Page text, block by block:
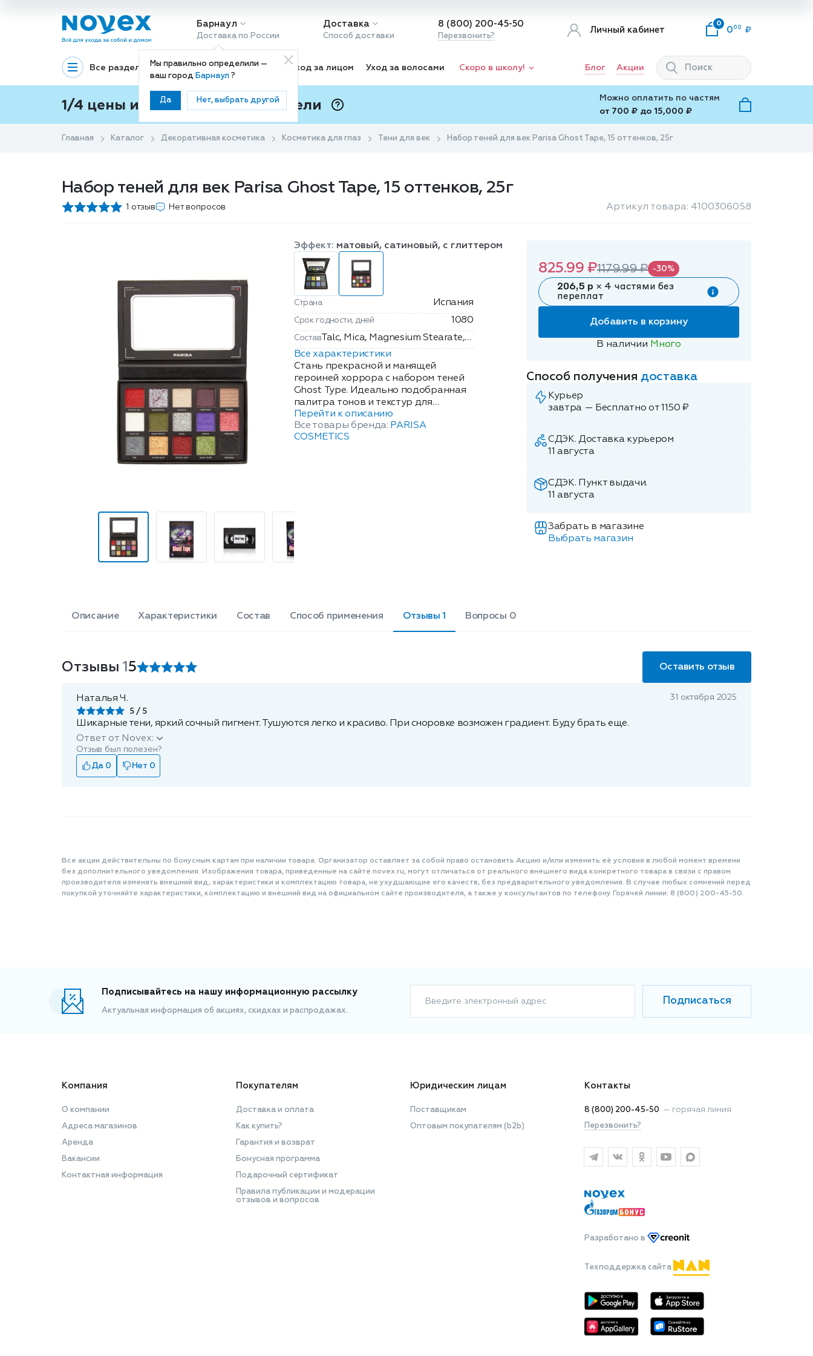
Барнаул
Доставка по России
Мы правильно определили —
ваш город Барнаул?
Да Нет, выбрать другой
Доставка
Способ доставки
8 (800) 200-45-50
Перезвонить?
Личный кабинет
0
0 00
Все разделы Декоративная косметика Уход за лицом Уход за волосами Скоро в школу! Блог Акции
1/4 цены и покупки ваши с Подели
Можно оплатить по частям
от 700 ₽ до 15,000 ₽
Главная Каталог Декоративная косметика Косметика для глаз Тени для век Набор теней для век Parisa Ghost Tape, 15 оттенков, 25г
Набор теней для век Parisa Ghost Tape, 15 оттенков, 25г
1 отзыв Нет вопросов Артикул товара: 4100306058
Эффект: матовый, сатиновый, с глиттером
Страна Испания
Срок годности, дней 1080
Состав Talc, Mica, Magnesium Stearate,
Paraffinum Liquidum/Mineral Oll,
Ethylhexyl Palmitate,
Polybutene, Petrolatum
Dimethicone, Microcrystalline
Wax, Diazolidinyl Urea,
Methylparaben, Ropylparaben.
May Contain/Pigment: Cl 77499,
Все характеристики
Стань прекрасной и манящей
героиней хоррора с набором теней
Ghost Type. Идеально подобранная
палитра тонов и текстур для
ужасающе прекрасного макияжа.
Твори вместе с набором Ghost Type и
все взгляды будут прикованы к тебе.
Перейти к описанию
Все товары бренда: PARISA
COSMETICS
825.99 ₽1179.99 ₽ -30%
206,5 р × 4 частями без
переплат
Добавить в корзину
В наличии Много
Способ получения доставка
Курьер
завтра — Бесплатно от 1150 ₽
СДЭК. Доставка курьером
11 августа
СДЭК. Пункт выдачи.
11 августа
Забрать в магазине
Выбрать магазин
Описание Характеристики Состав Способ применения Отзывы 1 Вопросы 0
Отзывы 1 5 Оставить отзыв
Наталья Ч.
5
31 октября 2025
Шикарные тени, яркий сочный пигмент. Тушуются легко и красиво. При сноровке возможен градиент. Буду брать еще.
Ответ от Novex:
Отзыв был полезен?
Да 0
Нет 0
Все акции действительны по бонусным картам при наличии товара. Организатор оставляет за собой право остановить Акцию и/или изменить её условия в любой момент времени
без дополнительного уведомления. Изображения товара, приведенные на сайте novex.ru, могут отличаться от реального внешнего вида конкретного товара в связи с правом
производителя изменять внешний вид, характеристики и комплектацию товара, не ухудшающие его качеств, без предварительного уведомления. В случае любых сомнений перед
покупкой уточняйте характеристики, комплектацию и внешний вид на официальном сайте производителя, а также у консультантов по телефону Горячей линии: 8 (800) 200-45-50.
Подписывайтесь на нашу информационную рассылку
Актуальная информация об акциях, скидках и распродажах.
Введите электронный адрес Подписаться
Компания
О компании
Адреса магазинов
Аренда
Вакансии
Контактная информация
Покупателям
Доставка и оплата
Как купить?
Гарантия и возврат
Бонусная программа
Подарочный сертификат
Правила публикации и модерации
отзывов и вопросов
Юридическим лицам
Поставщикам
Оптовым покупателям (b2b)
Контакты
8 (800) 200-45-50 — горячая линия
Перезвонить?
Разработано в
Техподдержка сайта